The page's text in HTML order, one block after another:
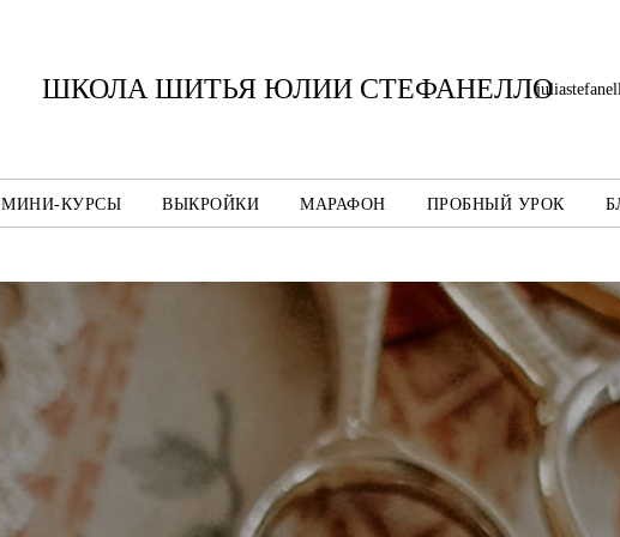
ШКОЛА ШИТЬЯ ЮЛИИ СТЕФАНЕЛЛО
МИНИ-КУРСЫ ВЫКРОЙКИ МАРАФОН ПРОБНЫЙ УРОК